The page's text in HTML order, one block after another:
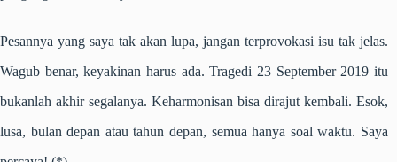
Pesannya yang saya tak akan lupa, jangan terprovokasi isu tak jelas.
Wagub benar, keyakinan harus ada. Tragedi 23 September 2019 itu
bukanlah akhir segalanya. Keharmonisan bisa dirajut kembali. Esok,
lusa, bulan depan atau tahun depan, semua hanya soal waktu. Saya